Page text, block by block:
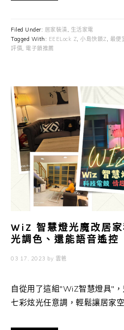
Filed Under: 居家裝潢
生活家電
Tagged With: EEELock Z ,小島快鎖Z 最便
評價 電子鎖推薦
WiZ 智慧燈光魔改居家
光調色、還能語音遙控
03 17, 2023 by 雲爸
自從用了這組"WiZ智慧燈具"
七彩炫光任意調，輕鬆讓居家